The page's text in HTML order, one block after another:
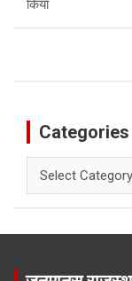
किया
Categories